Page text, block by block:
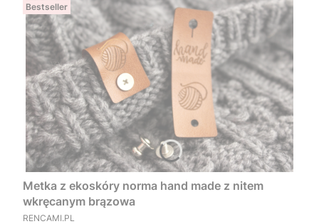
Bestseller
Metka z ekoskóry norma hand made z nitem
wkręcanym brązowa
PRODUCENT
RENCAMI.PL